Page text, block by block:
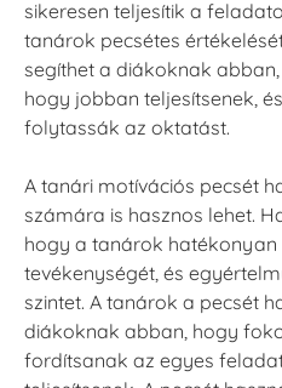
sikeresen teljesítik a
tanárok pecsétes
segíthet a diákoknak
hogy jobban teljesítsenek,
folytassák az oktatást.
A tanári motívációs pecsét
számára is hasznos lehet.
hogy a tanárok
tevékenységét, és
szintet. A tanárok a pecsét
diákoknak abban, hogy
fordítsanak az egyes